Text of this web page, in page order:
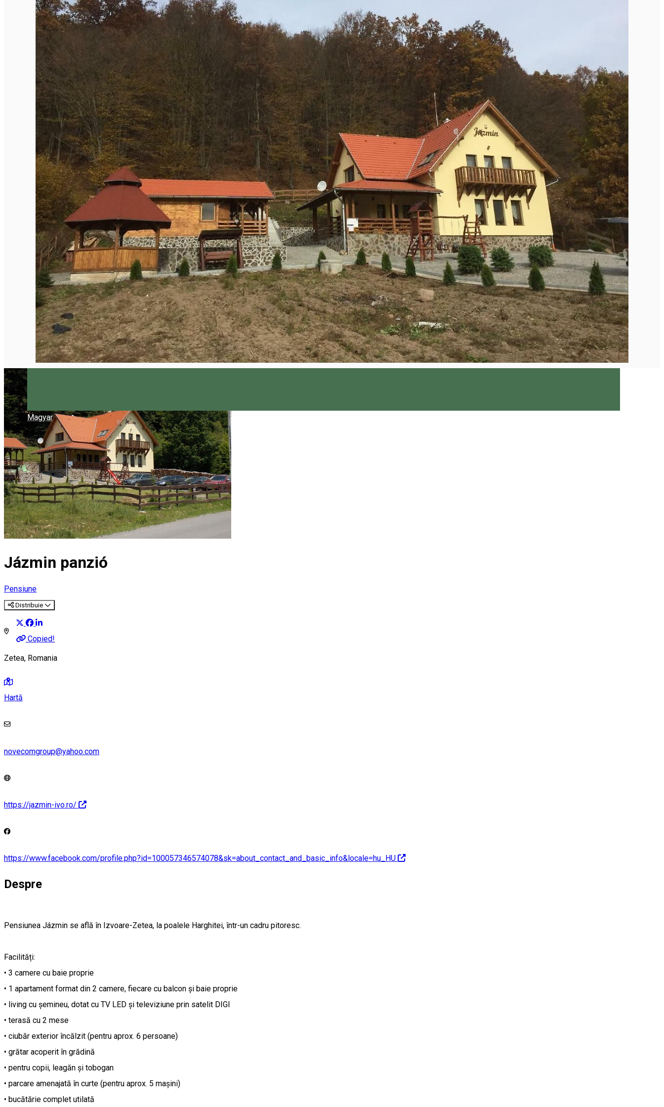
English
Magyar
Închirieri de biciclete
Jázmin panzió
Pensiune
Distribuie
Copied!
Zetea, Romania
Hartă
novecomgroup@yahoo.com
https://jazmin-ivo.ro/
https://www.facebook.com/profile.php?id=100057346574078&sk=about_contact_and_basic_info&locale=hu_HU
Despre
Pensiunea Jázmin se află în Izvoare-Zetea, la poalele Harghitei, într-un cadru pitoresc.
Facilități:
• 3 camere cu baie proprie
• 1 apartament format din 2 camere, fiecare cu balcon și baie proprie
• living cu șemineu, dotat cu TV LED și televiziune prin satelit DIGI
• terasă cu 2 mese
• ciubăr exterior încălzit (pentru aprox. 6 persoane)
• grătar acoperit în grădină
• pentru copii, leagăn și tobogan
• parcare amenajată în curte (pentru aprox. 5 mașini)
• bucătărie complet utilată